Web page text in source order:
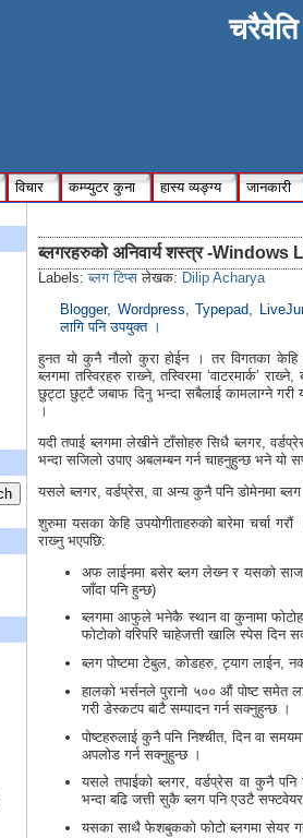
विचार कम्प्युटर कुना हास्य व्यङ्ग्य जानकारी
ब्लगरहरुको अनिवार्य शस्त्र -
Labels:ब्लग टिप्स लेखक: Dilip Acharya
Blogger, Wordpress, Typepad,
लागि पनि उपयुक्त ।
हुनत यो कुनै नौलो कुरा होईन । तर विगतका केहि
ब्लगमा तस्विरहरु राख्‍ने, तस्विरमा ‘वाटरमार्क’
छुट्टा छुट्टै जबाफ दिनु भन्दा सबैलाई कामलाग्ने गरी
।
यदी तपाई ब्लगमा लेखीने टाँसोहरु सिधै ब्लगर,
भन्दा सजिलो उपाए अबलम्बन गर्न चाहनुहुन्छ भने यो
यसले ब्लगर, वर्डप्रेस, वा अन्य कुनै पनि डोमेनमा ब्लग
शुरुमा यसका केहि उपयोगीताहरुको बारेमा चर्चा
राख्‍नु भएपछि:
अफ लाईनमा बसेर ब्लग लेख्‍न र यसको साज-
जाँदा पनि हुन्छ)
ब्लगमा आफुले भनेकै स्थान वा कुनामा
फोटोको वरिपरि चाहेजत्ती खालि स्पेस दिन
ब्लग पोष्टमा टेबुल, कोडहरु, ट्याग लाईन,
हालको भर्सनले पुरानो ५०० औं पोष्ट समेत
गरी डेस्कटप बाटै सम्पादन गर्न सक्नुहुन्छ ।
पोष्टहरुलाई कुनै पनि निश्चीत, दिन वा
अपलोड गर्न सक्नुहुन्छ ।
यसले तपाईको ब्लगर, वर्डप्रेस वा कुनै पनि
भन्दा बढि जत्ती सुकै ब्लग पनि एउटै
यसका साथै फेशबुकको फोटो ब्लगमा सेयर